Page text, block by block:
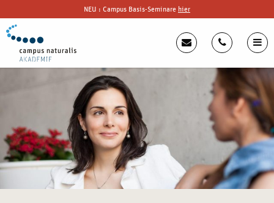
NEU : Campus Basis-Seminare hier